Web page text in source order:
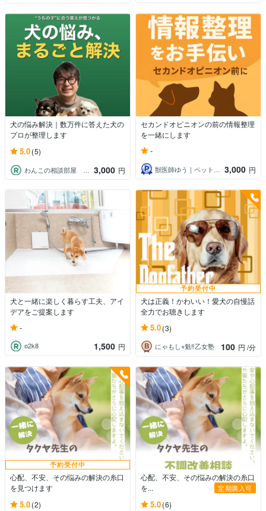
犬の悩み解決｜数万件に答えた犬の
プロが整理します
5.0(5)
わんこの相談部屋 酒井伸明 3,000 円
セカンドオピニオンの前の情報整理
を一緒にします
-
獣医師ゆう｜ペットのお悩み相談室 3,000 円
犬と一緒に楽しく暮らす工夫、アイ
デアをご提案します
-
o2k8 1,500 円
予約受付中
犬は正義！かわいい！愛犬の自慢話
全力でお聴きします
5.0(3)
にゃもし⭐︎魁‼︎乙女塾 100 円 /分
予約受付中
心配、不安、その悩みの解決の糸口
を見つけます
5.0(2)
心配、不安、その悩みの解決の糸口
を...
定期購入可
5.0(6)